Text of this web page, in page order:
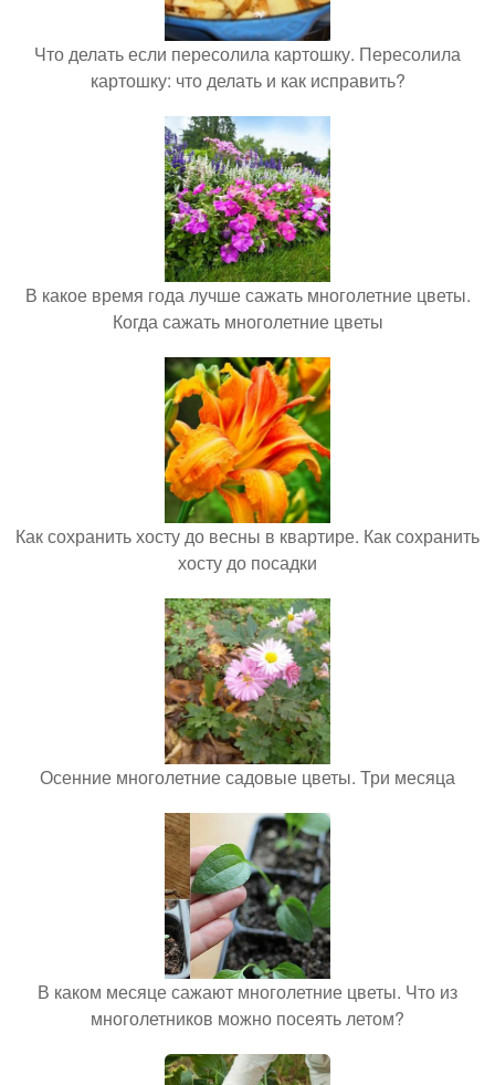
Что делать если пересолила картошку. Пересолила
картошку: что делать и как исправить?
В какое время года лучше сажать многолетние цветы.
Когда сажать многолетние цветы
Как сохранить хосту до весны в квартире. Как сохранить
хосту до посадки
Осенние многолетние садовые цветы. Три месяца
В каком месяце сажают многолетние цветы. Что из
многолетников можно посеять летом?